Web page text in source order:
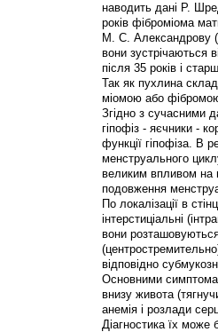
наводить дані Р.
років фіброміома
М. С. Александрову
вони зустрічаються
після 35 років і
Так як пухлина
міомою або
Згідно з сучасними
гіпофіз - яєчники -
функції гіпофіза. В
менструального
великим впливом на
подовження
По локалізації в
інтерстиціальні
вони
відповідно
Основними
внизу живота
анемія і розлади
Діагностика їх